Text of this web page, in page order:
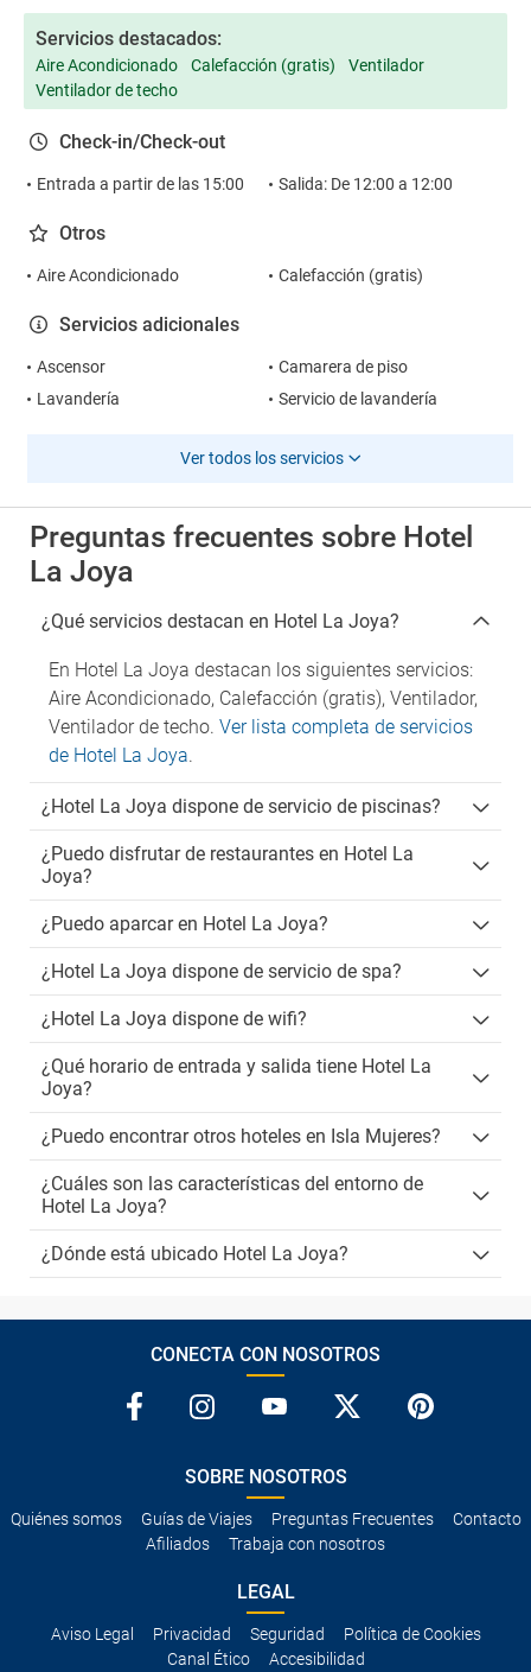
Servicios destacados:
Aire Acondicionado Calefacción (gratis)
Ventilador
Ventilador de techo
Check-in/Check-out
Entrada a partir de las 15:00 Salida: De 12:00 a 12:00
Otros
Aire Acondicionado Calefacción (gratis)
Servicios adicionales
Ascensor
Camarera de piso
Lavandería
Servicio de lavandería
Ver todos los servicios
Preguntas frecuentes sobre Hotel
La Joya
¿Qué servicios destacan en Hotel La Joya?
En Hotel La Joya destacan los siguientes servicios:
Aire Acondicionado, Calefacción (gratis), Ventilador,
Ventilador de techo. Ver lista completa de servicios
de Hotel La Joya.
¿Hotel La Joya dispone de servicio de piscinas?
¿Puedo disfrutar de restaurantes en Hotel La
Joya?
¿Puedo aparcar en Hotel La Joya?
¿Hotel La Joya dispone de servicio de spa?
¿Hotel La Joya dispone de wifi?
¿Qué horario de entrada y salida tiene Hotel La
Joya?
¿Puedo encontrar otros hoteles en Isla Mujeres?
¿Cuáles son las características del entorno de
Hotel La Joya?
¿Dónde está ubicado Hotel La Joya?
CONECTA CON NOSOTROS
SOBRE NOSOTROS
Quiénes somos Guías de Viajes Preguntas Frecuentes
Contacto
Afiliados
Trabaja con nosotros
LEGAL
Aviso Legal Privacidad Seguridad
Política de Cookies
Canal Ético
Accesibilidad